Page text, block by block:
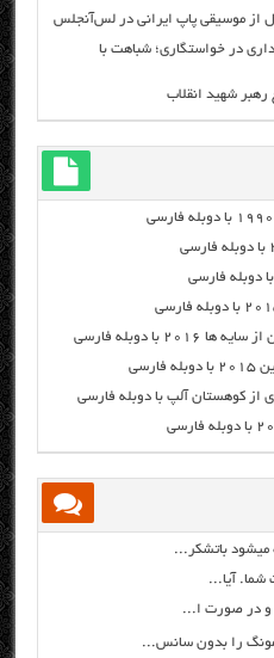
از موسیقی پاپ ایرانی در لس‌آنجلس
در خواستگاری؛ شباهت با
با دوبله فارسی
از کوهستان آلپ با دوبله فارسی
میشود باتشکر...
شما. آیا...
و در صورت ا...